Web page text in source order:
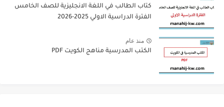
كتاب الطالب في اللغة الانجليزية للصف الخامس
الفترة الدراسية الاولي 2025-2026
منذ عام
الكتب المدرسية مناهج الكويت PDF